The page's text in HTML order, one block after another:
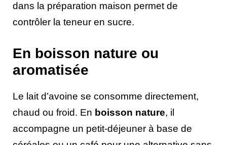
dans la préparation maison permet de
contrôler la teneur en sucre.
En boisson nature ou
aromatisée
Le lait d’avoine se consomme directement,
chaud ou froid. En boisson nature, il
accompagne un petit-déjeuner à base de